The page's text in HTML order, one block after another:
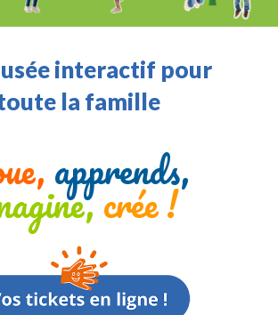
interactif pour
la famille
apprends,
crée !